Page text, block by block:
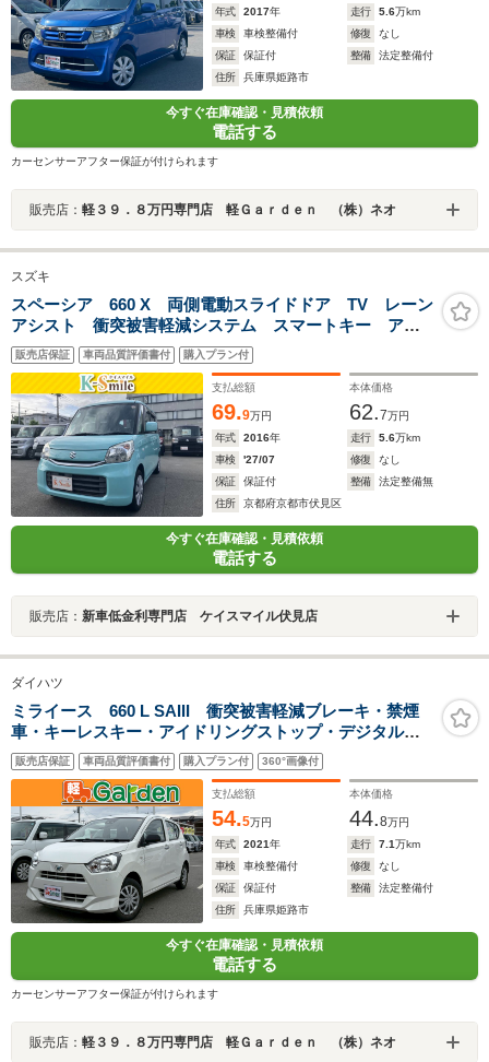
年式
2017年 走行 5.6万km
車検
車検整備付 修復
なし
保証
保証付 整備
法定整備付
住所
兵庫県姫路市
今すぐ在庫確認・見積依頼
電話する
カーセンサーアフター保証が付けられます
販売店： 軽３９．８万円専門店 軽Ｇａｒｄｅｎ （株）ネオ
スズキ
スペーシア 660 X 両側電動スライドドア TV レーン
アシスト 衝突被害軽減システム スマートキー アイ
ドリングストップ 電動格納ミラー シートヒーター
ベンチシート CVT 盗難防止システム ABS ESC
販売店保証 車両品質評価書付 購入プラン付
支払総額
69.9万円
本体価格
62.7万円
年式
2016年 走行 5.6万km
車検
'27/07 修復
なし
保証
保証付 整備
法定整備無
住所
京都府京都市伏見区
今すぐ在庫確認・見積依頼
電話する
販売店： 新車低金利専門店 ケイスマイル伏見店
ダイハツ
ミライース 660 L SAIII 衝突被害軽減ブレーキ・禁煙
車・キーレスキー・アイドリングストップ・デジタルメ
ーター
販売店保証 車両品質評価書付 購入プラン付 360°画像付
支払総額
54.5万円
本体価格
44.8万円
年式
2021年 走行 7.1万km
車検
車検整備付 修復
なし
保証
保証付 整備
法定整備付
住所
兵庫県姫路市
今すぐ在庫確認・見積依頼
電話する
カーセンサーアフター保証が付けられます
販売店： 軽３９．８万円専門店 軽Ｇａｒｄｅｎ （株）ネオ